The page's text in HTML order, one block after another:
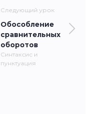
Следующий урок
Обособление
сравнительных
оборотов
Синтаксис и
пунктуация